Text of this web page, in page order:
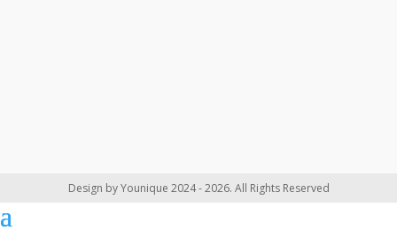
Design by Younique 2024 - 2026. All Rights Reserved